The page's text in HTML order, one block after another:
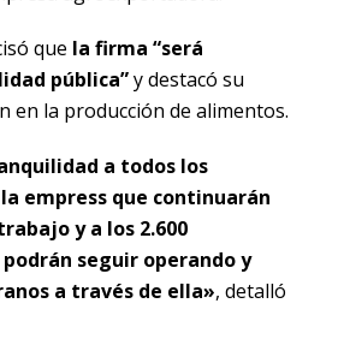
que la firma “será
pública”y destacó su
en la producción de alimentos.
a todos los
empress que continuarán
y a los 2.600
seguir operando y
a través de ella», detalló